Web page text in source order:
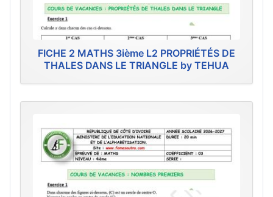
FICHE 2 MATHS 3ième L2 PROPRIÉTÉS DE
THALES DANS LE TRIANGLE by TEHUA